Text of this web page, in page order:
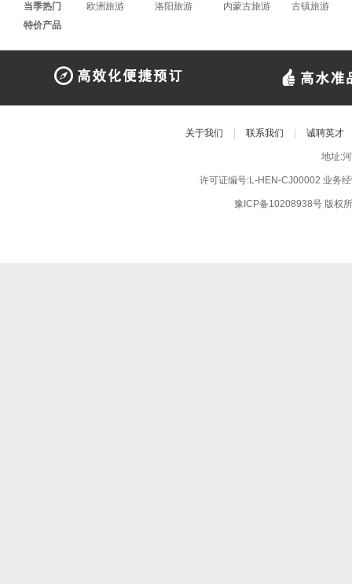
当季热门 欧洲旅游 洛阳旅游 内蒙古旅游
古镇旅游
特价产品
关于我们 联系我们 诚聘英才
地址:
许可证编号:L-HEN-CJ00002 业务
豫ICP备10208938号 版权